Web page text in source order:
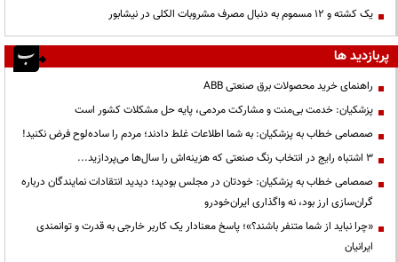
یک کشته و ۱۲ مسموم به دنبال مصرف مشروبات الکلی در نیشابور
پربازدید ها
راهنمای خرید محصولات برق صنعتی ABB
پزشکیان: خدمت بی‌منت و مشارکت مردمی، پایه حل مشکلات کشور است
صمصامی خطاب به پزشکیان: به شما اطلاعات غلط دادند؛ مردم را ساده‌لوح فرض نکنید!
3 اشتباه رایج در انتخاب رنگ صنعتی که هزینه‌اش را سال‌ها می‌پردازید...
صمصامی خطاب به پزشکیان: خودتان در مجلس بودید؛ دیدید انتقادات نمایندگان درباره
گران‌سازی ارز بود، نه واگذاری ایران‌خودرو
«چرا نباید از شما متنفر باشند؟»؛ پاسخ معنادار یک کاربر خارجی به قدرت و توانمندی
ایرانیان